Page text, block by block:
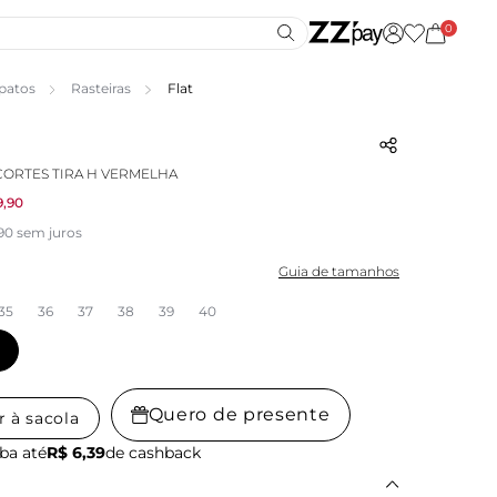
0
Rasteiras Flat
TIRA H VERMELHA
sem juros
Guia de tamanhos
36 37 38 39 40
à sacola Quero de presente
atéR$ 6,39de cashback